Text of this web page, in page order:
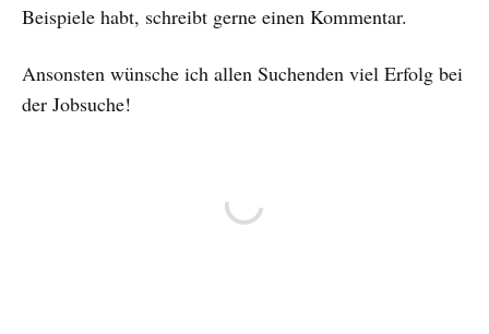
Beispiele habt, schreibt gerne einen Kommentar.
Ansonsten wünsche ich allen Suchenden viel Erfolg bei
der Jobsuche!